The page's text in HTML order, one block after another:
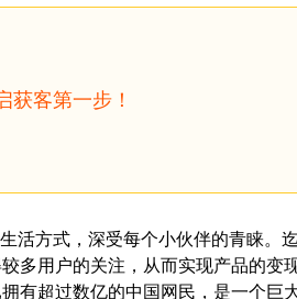
获客第一步！
活方式，深受每个小伙伴的青睐。
多用户的关注，从而实现产品的变
拥有超过数亿的中国网民，是一个巨